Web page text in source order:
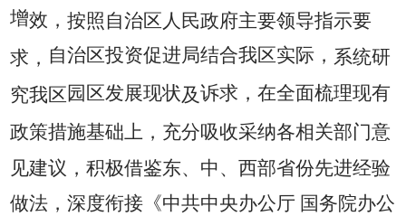
增效，按照自治区人民政府主要领导指示要
求， 自治区投资促进局结合我区实际， 系统研
究我区 园区发展现状及诉求，在全面梳理现有
政策措施基础上，充分吸收采纳各相关部门意
见建议，积极借鉴东、中、西部省份先进经验
做法，深度衔接《中共中央办公厅 国务院办公